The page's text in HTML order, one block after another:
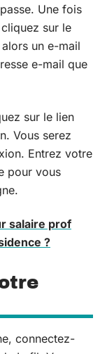
Une fois
sur le
un e-mail
e-mail que
sur le lien
Vous serez
Entrez votre
pour vous
salaire prof
?
connectez-